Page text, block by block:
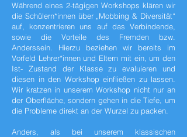
Während eines 2-tägigen Workshops klären wir
die Schülern*innen über „Mobbing & Diversität“
auf, konzentrieren uns auf das Verbindende,
sowie die Vorteile des Fremden bzw.
Anderssein. Hierzu beziehen wir bereits im
Vorfeld Lehrer*innen und Eltern mit ein, um den
Ist- Zustand der Klasse zu evaluieren und
diesen in den Workshop einfließen zu lassen.
Wir kratzen in unserem Workshop nicht nur an
der Oberfläche, sondern gehen in die Tiefe, um
die Probleme direkt an der Wurzel zu packen.
Anders, als bei unserem klassischen